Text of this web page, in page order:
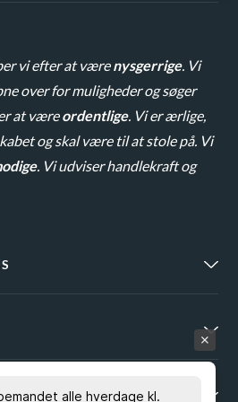
vi efter at værenysgerrige. Vi
over for muligheder og søger
at væreordentlige. Vi er ærlige,
og skal være til at stole på. Vi
. Vi udviser handlekraft og
alle hverdage kl.